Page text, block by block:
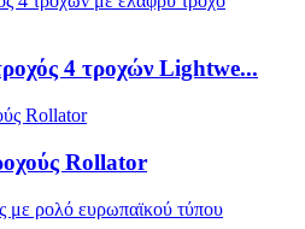
4 τροχών Lightwe...
Rollator